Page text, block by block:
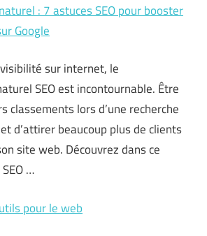
: 7 astuces SEO pour booster
Google
sur internet, le
SEO est incontournable. Être
classements lors d’une recherche
d’attirer beaucoup plus de clients
site web. Découvrez dans ce
…
pour le web